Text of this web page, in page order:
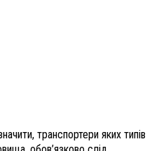
транспортери яких типів